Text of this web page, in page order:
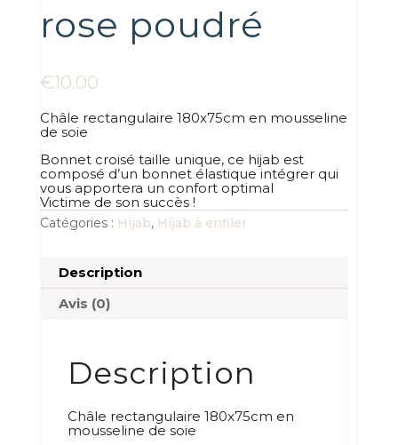
rose poudré
€10.00
Châle rectangulaire 180x75cm en mousseline
de soie
Bonnet croisé taille unique, ce hijab est
composé d’un bonnet élastique intégrer qui
vous apportera un confort optimal
Victime de son succès !
Catégories : Hijab, Hijab à enfiler
Description
Avis (0)
Description
Châle rectangulaire 180x75cm en
mousseline de soie